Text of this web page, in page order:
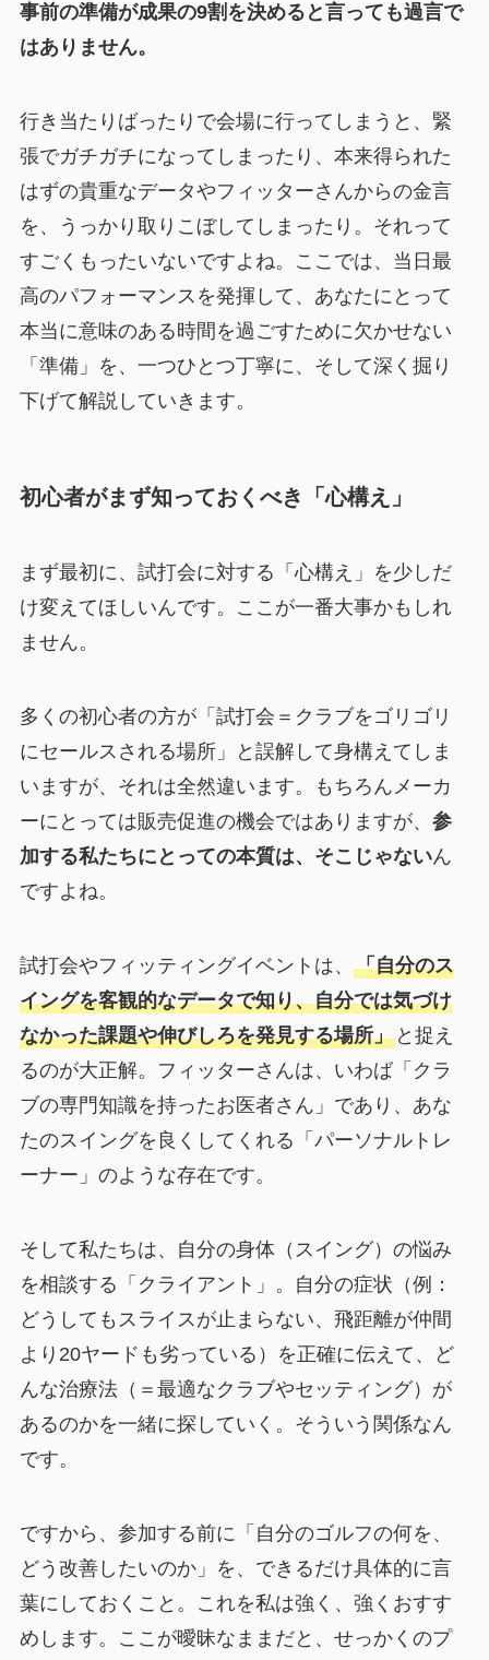
事前の準備が成果の9割を決めると言っても過言で
はありません。
行き当たりばったりで会場に行ってしまうと、緊
張でガチガチになってしまったり、本来得られた
はずの貴重なデータやフィッターさんからの金言
を、うっかり取りこぼしてしまったり。それって
すごくもったいないですよね。ここでは、当日最
高のパフォーマンスを発揮して、あなたにとって
本当に意味のある時間を過ごすために欠かせない
「準備」を、一つひとつ丁寧に、そして深く掘り
下げて解説していきます。
初心者がまず知っておくべき「心構え」
まず最初に、試打会に対する「心構え」を少しだ
け変えてほしいんです。ここが一番大事かもしれ
ません。
多くの初心者の方が「試打会＝クラブをゴリゴリ
にセールスされる場所」と誤解して身構えてしま
いますが、それは全然違います。もちろんメーカ
ーにとっては販売促進の機会ではありますが、 参
加する私たちにとっての本質は、そこじゃないん
ですよね。
試打会やフィッティングイベントは、 「自分のス
イングを客観的なデータで知り、自分では気づけ
なかった課題や伸びしろを発見する場所」と捉え
るのが大正解。フィッターさんは、いわば「クラ
ブの専門知識を持ったお医者さん」であり、あな
たのスイングを良くしてくれる「パーソナルトレ
ーナー」のような存在です。
そして私たちは、自分の身体（スイング）の悩み
を相談する「クライアント」。自分の症状（例：
どうしてもスライスが止まらない、飛距離が仲間
より20ヤードも劣っている）を正確に伝えて、ど
んな治療法（＝最適なクラブやセッティング）が
あるのかを一緒に探していく。そういう関係なん
です。
ですから、参加する前に「自分のゴルフの何を、
どう改善したいのか」を、できるだけ具体的に言
葉にしておくこと。これを私は強く、強くおすす
めします。ここが曖昧なままだと、せっかくのプ